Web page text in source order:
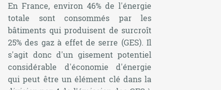
En France, environ 46% de l'énergie
totale sont consommés par les
bâtiments qui produisent de surcroît
25% des gaz à effet de serre (GES). Il
s'agit donc d'un gisement potentiel
considérable d'économie d'énergie
qui peut être un élément clé dans la